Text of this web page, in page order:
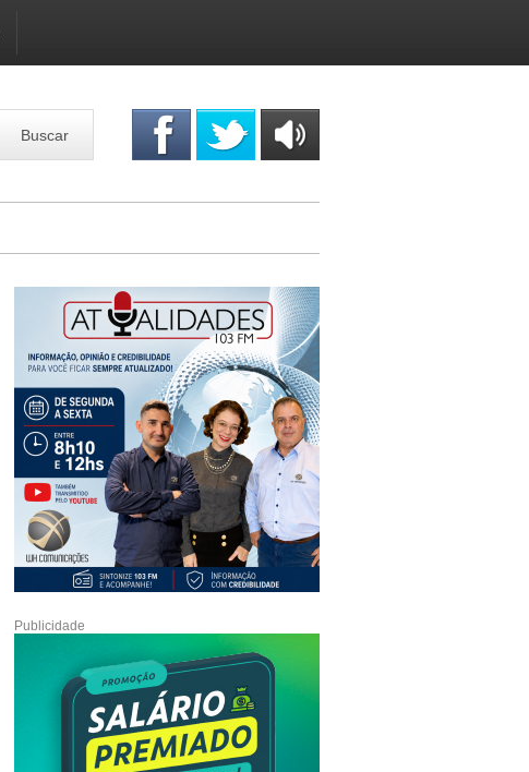
Buscar
Publicidade